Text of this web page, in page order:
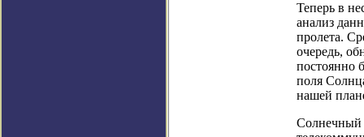
Теперь в
анализ
пролета.
очередь,
постоянно
поля
нашей
Солнечный